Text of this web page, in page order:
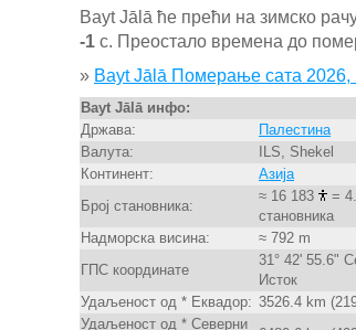
Bayt Jālā ће прећи на зимско
-1 с. Преостало времена до
» Bayt Jālā Померање сата 2026,
Bayt Jālā инфо:
Држава:
Палестина
Валута:
ILS, Shekel
Континент:
Азија
Број становника:
≈ 16 183
=
становника
Надморска висина:
≈ 792 m
ГПС координате
31° 42' 55.6"
Исток
Удаљеност од * Еквадор: 3526.4 km
Удаљеност од * Северни